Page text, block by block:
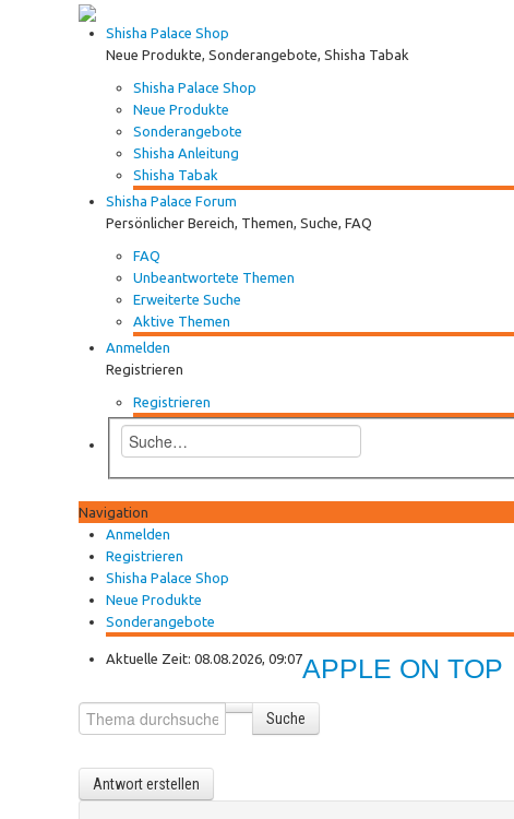
Shisha Palace Shop
Neue Produkte, Sonderangebote, Shisha Tabak
Shisha Palace Shop
Neue Produkte
Sonderangebote
Shisha Anleitung
Shisha Tabak
Shisha Palace Forum
Persönlicher Bereich, Themen, Suche, FAQ
FAQ
Unbeantwortete Themen
Erweiterte Suche
Aktive Themen
Anmelden
Registrieren
Registrieren
Navigation
Anmelden
Registrieren
Shisha Palace Shop
Neue Produkte
Sonderangebote
Aktuelle Zeit: 08.08.2026, 09:07APPLE ON TOP
Suche
Antwort erstellen